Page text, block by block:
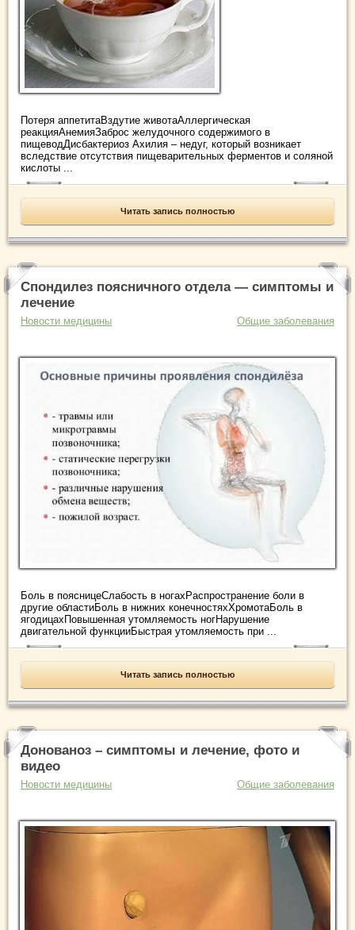
Потеря аппетитаВздутие животаАллергическая
реакцияАнемияЗаброс желудочного содержимого в
пищеводДисбактериоз Ахилия – недуг, который возникает
вследствие отсутствия пищеварительных ферментов и соляной
кислоты ...
Читать запись полностью
Спондилез поясничного отдела — симптомы и
лечение
Новости медицины Общие заболевания
Боль в поясницеСлабость в ногахРаспространение боли в
другие областиБоль в нижних конечностяхХромотаБоль в
ягодицахПовышенная утомляемость ногНарушение
двигательной функцииБыстрая утомляемость при ...
Читать запись полностью
Донованоз – симптомы и лечение, фото и
видео
Новости медицины Общие заболевания